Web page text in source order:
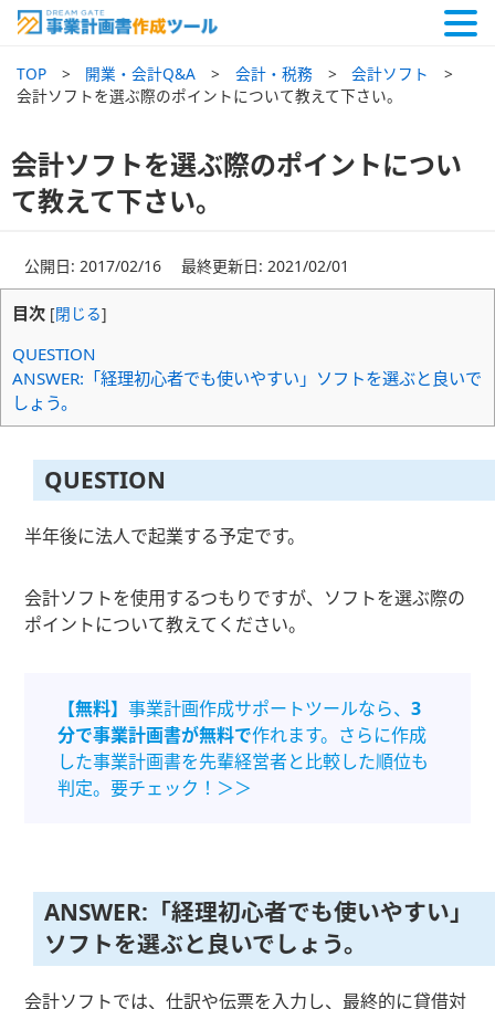
TOP 開業・会計Q&A 会計・税務
会計ソフト
会計ソフトを選ぶ際のポイントについて教えて下さい。
会計ソフトを選ぶ際のポイントについ
て教えて下さい。
公開日: 2017/02/16 最終更新日: 2021/02/01
目次 [閉じる]
QUESTION
ANSWER:「経理初心者でも使いやすい」ソフトを選ぶと良いで
しょう。
QUESTION
半年後に法人で起業する予定です。
会計ソフトを使用するつもりですが、ソフトを選ぶ際の
ポイントについて教えてください。
【無料】事業計画作成サポートツールなら、3
分で事業計画書が無料で作れます。さらに作成
した事業計画書を先輩経営者と比較した順位も
判定。要チェック！＞＞
ANSWER:「経理初心者でも使いやすい」
ソフトを選ぶと良いでしょう。
会計ソフトでは、仕訳や伝票を入力し、最終的に貸借対